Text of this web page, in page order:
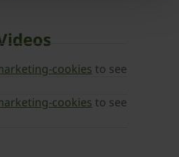
cookies to see
cookies to see